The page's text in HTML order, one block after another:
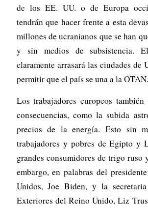
de los EE. UU. o de Europa
tendrán que hacer frente a esta
millones de ucranianos que se han
y sin medios de subsistencia.
claramente arrasará las ciudades de
permitir que el país se una a la OTAN.
Los trabajadores europeos también
consecuencias, como la subida
precios de la energía. Esto sin
trabajadores y pobres de Egipto y
grandes consumidores de trigo ruso
embargo, en palabras del
Unidos, Joe Biden, y la
Exteriores del Reino Unido, Liz